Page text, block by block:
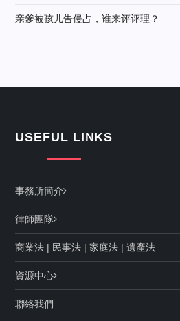
亲爹被孩儿告侵占，谁来评评理？
USEFUL LINKS
事務所簡介
律師團隊
商業法 | 民事法 |家庭法 |遺產法
資源中心
聯絡我們